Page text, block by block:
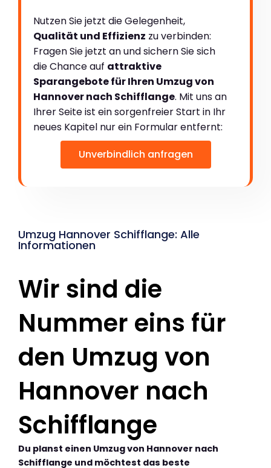
Nutzen Sie jetzt die Gelegenheit,
Qualität und Effizienz zu verbinden:
Fragen Sie jetzt an und sichern Sie sich
die Chance auf attraktive
Sparangebote für Ihren Umzug von
Hannover nach Schifflange. Mit uns an
Ihrer Seite ist ein sorgenfreier Start in Ihr
neues Kapitel nur ein Formular entfernt:
Unverbindlich anfragen
Umzug Hannover Schifflange: Alle
Informationen
Wir sind die
Nummer eins für
den Umzug von
Hannover nach
Schifflange
Du planst einen Umzug von Hannover nach
Schifflange und möchtest das beste